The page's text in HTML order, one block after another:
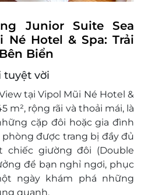
trước ngày đến lưu trú
Giai đoạn cao điểm
14h00 / Giờ trả phòng:
out muộn: tùy thuộc
và có thể sẽ phụ thu
khách sạn
& tư vấn (9h00-20h00):
262
6680 8757
Junior Suite Sea
Né Hotel & Spa: Trải
Biển
tuyệt vời
tại Vipol Mũi Né Hotel &
m², rộng rãi và thoải mái, là
cặp đôi hoặc gia đình
được trang bị đầy đủ
chiếc giường đôi (Double
để bạn nghỉ ngơi, phục
ngày khám phá những
quanh.